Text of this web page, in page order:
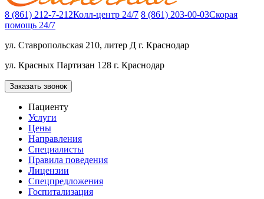
8 (861) 212-7-212Колл-центр 24/7 8 (861) 203-00-03Скорая
помощь 24/7
ул. Ставропольская 210, литер Д г. Краснодар
ул. Красных Партизан 128 г. Краснодар
Заказать звонок
Пациенту
Услуги
Цены
Направления
Специалисты
Правила поведения
Лицензии
Спецпредложения
Госпитализация